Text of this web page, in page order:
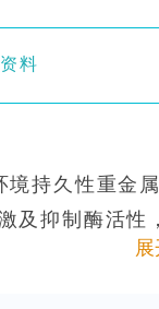
料
境持久性重金
及抑制酶活性
致癌风险。